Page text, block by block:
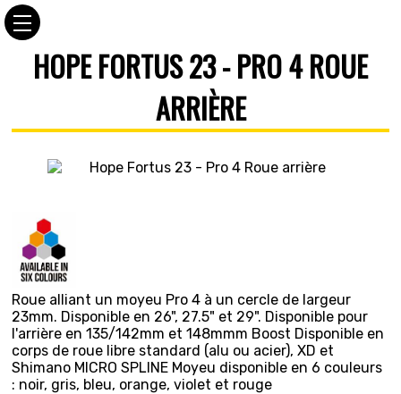
HOPE FORTUS 23 - PRO 4 ROUE
ARRIÈRE
Roue alliant un moyeu Pro 4 à un cercle de largeur
23mm. Disponible en 26", 27.5" et 29". Disponible pour
l'arrière en 135/142mm et 148mmm Boost Disponible en
corps de roue libre standard (alu ou acier), XD et
Shimano MICRO SPLINE Moyeu disponible en 6 couleurs
: noir, gris, bleu, orange, violet et rouge